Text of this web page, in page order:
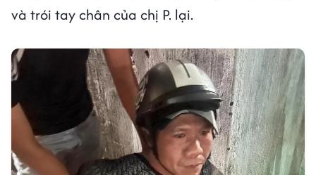
và trói tay chân của chị P. lại.